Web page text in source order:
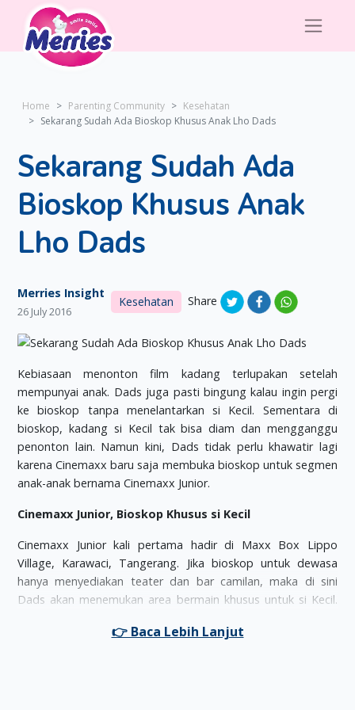
Home Parenting Community
Kesehatan
Sekarang Sudah Ada Bioskop Khusus Anak Lho Dads
Sekarang Sudah Ada
Bioskop Khusus Anak
Lho Dads
Merries Insight
26 July 2016
Kesehatan Share
Kebiasaan menonton film kadang terlupakan setelah
mempunyai anak. Dads juga pasti bingung kalau ingin pergi
ke bioskop tanpa menelantarkan si Kecil. Sementara di
bioskop, kadang si Kecil tak bisa diam dan mengganggu
penonton lain. Namun kini, Dads tidak perlu khawatir lagi
karena Cinemaxx baru saja membuka bioskop untuk segmen
anak-anak bernama Cinemaxx Junior.
Cinemaxx Junior, Bioskop Khusus si Kecil
Cinemaxx Junior kali pertama hadir di Maxx Box Lippo
Village, Karawaci, Tangerang. Jika bioskop untuk dewasa
hanya menyediakan teater dan bar camilan, maka di sini
Dads akan menemukan area bermain khusus untuk si Kecil.
climbing tree, flying fox,hinggagiant trampoline